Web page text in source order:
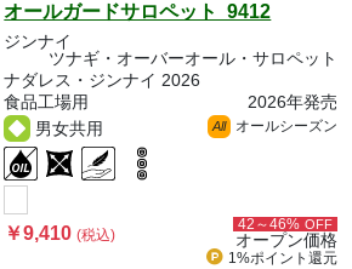
オールガードサロペット 9412
ジンナイ
ツナギ・オーバーオール・サロペット
ナダレス・ジンナイ 2026
食品工場用
2026年発売
男女共用
All オールシーズン
￥9,410(税込)
42～46% OFF
オープン価格
1%ポイント 還元